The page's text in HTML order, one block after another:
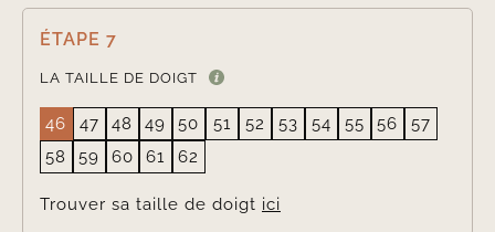
ÉTAPE 7
LA TAILLE DE DOIGT
46 47 48 49 50 51 52 53 54 55 56
57
58
59 60 61 62
Trouver sa taille de doigt ici